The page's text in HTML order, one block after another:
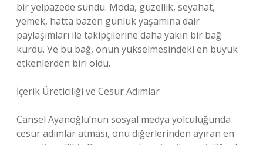
bir yelpazede sundu. Moda, güzellik, seyahat,
yemek, hatta bazen günlük yaşamına dair
paylaşımları ile takipçilerine daha yakın bir bağ
kurdu. Ve bu bağ, onun yükselmesindeki en büyük
etkenlerden biri oldu.
İçerik Üreticiliği ve Cesur Adımlar
Cansel Ayanoğlu’nun sosyal medya yolculuğunda
cesur adımlar atması, onu diğerlerinden ayıran en